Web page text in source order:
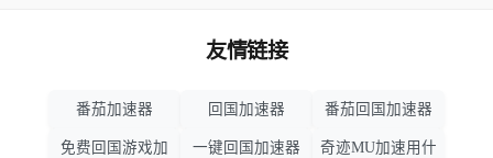
友情链接
番茄加速器 回国加速器 番茄回国加速器
免费回国游戏加 一键回国加速器 奇迹MU加速用什